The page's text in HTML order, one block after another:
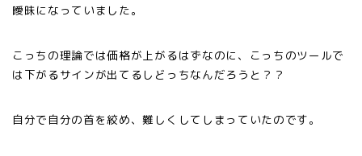
曖昧になっていました。
こっちの理論では価格が上がるはずなのに、こっちのツールで
は下がるサインが出てるしどっちなんだろうと？？
自分で自分の首を絞め、難しくしてしまっていたのです。